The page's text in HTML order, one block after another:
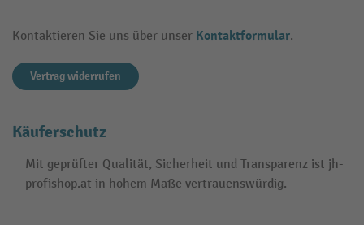
Kontaktieren Sie uns über unser Kontaktformular.
Vertrag widerrufen
Käuferschutz
Mit geprüfter Qualität, Sicherheit und Transparenz ist jh-
profishop.at in hohem Maße vertrauenswürdig.